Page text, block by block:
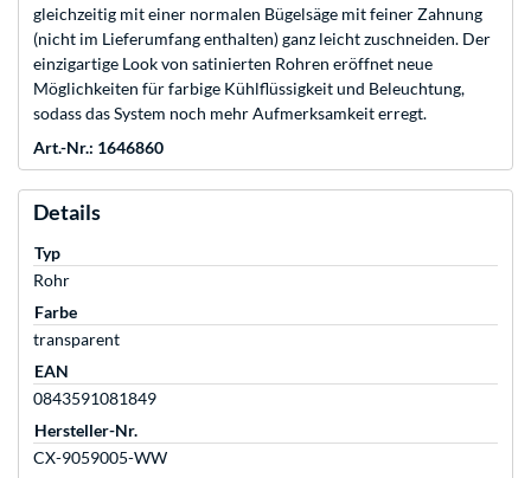
gleichzeitig mit einer normalen Bügelsäge mit feiner Zahnung
(nicht im Lieferumfang enthalten) ganz leicht zuschneiden. Der
einzigartige Look von satinierten Rohren eröffnet neue
Möglichkeiten für farbige Kühlflüssigkeit und Beleuchtung,
sodass das System noch mehr Aufmerksamkeit erregt.
Art.-Nr.: 1646860
Details
Typ
Rohr
Farbe
transparent
EAN
0843591081849
Hersteller-Nr.
CX-9059005-WW